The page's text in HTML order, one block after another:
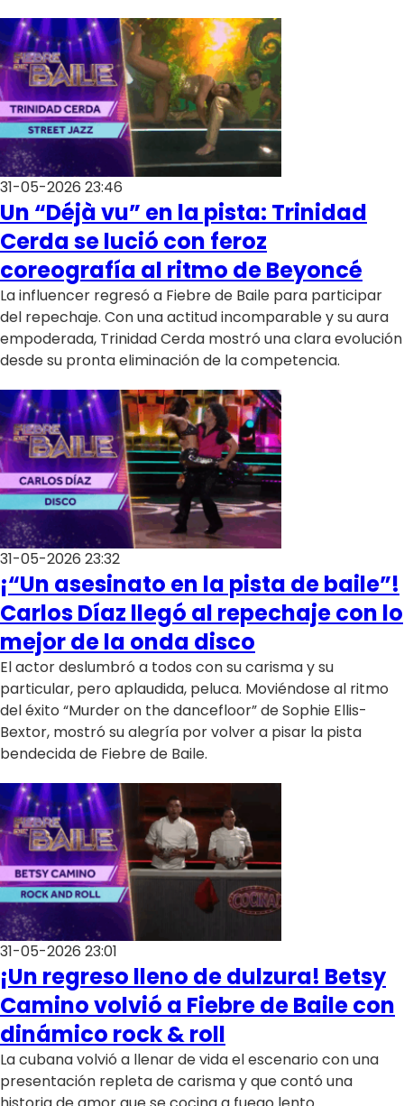
31-05-2026 23:46
Un “Déjà vu” en la pista: Trinidad
Cerda se lució con feroz
coreografía al ritmo de Beyoncé
La influencer regresó a Fiebre de Baile para participar
del repechaje. Con una actitud incomparable y su aura
empoderada, Trinidad Cerda mostró una clara evolución
desde su pronta eliminación de la competencia.
31-05-2026 23:32
¡“Un asesinato en la pista de baile”!
Carlos Díaz llegó al repechaje con lo
mejor de la onda disco
El actor deslumbró a todos con su carisma y su
particular, pero aplaudida, peluca. Moviéndose al ritmo
del éxito “Murder on the dancefloor” de Sophie Ellis-
Bextor, mostró su alegría por volver a pisar la pista
bendecida de Fiebre de Baile.
31-05-2026 23:01
¡Un regreso lleno de dulzura! Betsy
Camino volvió a Fiebre de Baile con
dinámico rock & roll
La cubana volvió a llenar de vida el escenario con una
presentación repleta de carisma y que contó una